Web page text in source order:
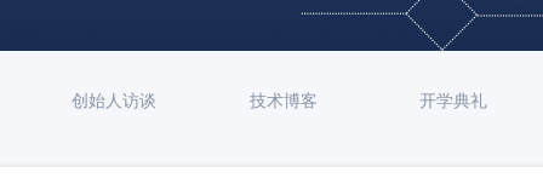
创始人访谈 技术博客 开学典礼